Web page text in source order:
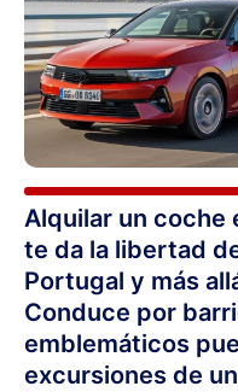
Alquilar un coche
te da la libertad
Portugal y más
Conduce por
emblemáticos
excursiones de